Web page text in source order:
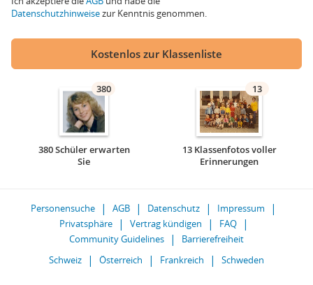
Datenschutzhinweisezur Kenntnis genommen.
Kostenlos zur Klassenliste
380
380 Schüler erwarten
Sie
13
13 Klassenfotos voller
Erinnerungen
Personensuche AGB Datenschutz
Impressum
Privatsphäre
Vertrag kündigen
FAQ
Community Guidelines
Barrierefreiheit
Schweiz
Österreich Frankreich Schweden